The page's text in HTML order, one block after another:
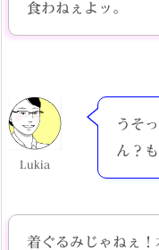
食わねぇよッ。
Lukia
うそ
ん？
着ぐるみじゃねぇ！